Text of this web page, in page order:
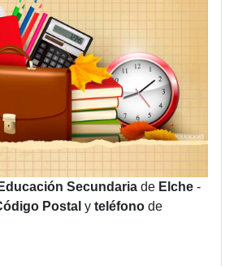
Educación Secundaria de Elche -
Postal y teléfono de